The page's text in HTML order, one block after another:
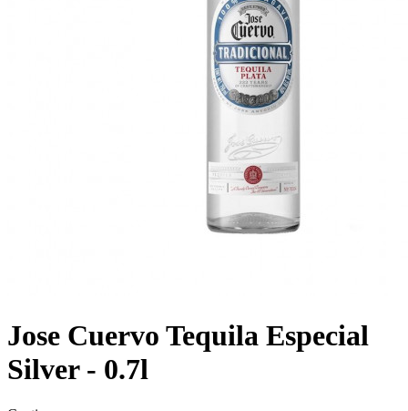
Jose Cuervo Tequila Especial
Silver - 0.7l